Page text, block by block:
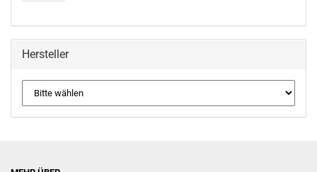
Hersteller